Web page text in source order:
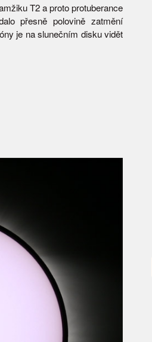
T2 a proto protuberance
přesně polovině zatmění
je na slunečním disku vidět